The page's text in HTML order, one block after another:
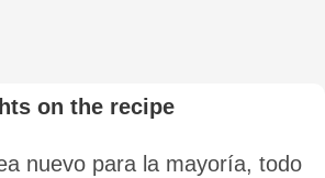
on the recipe
nuevo para la mayoría, todo